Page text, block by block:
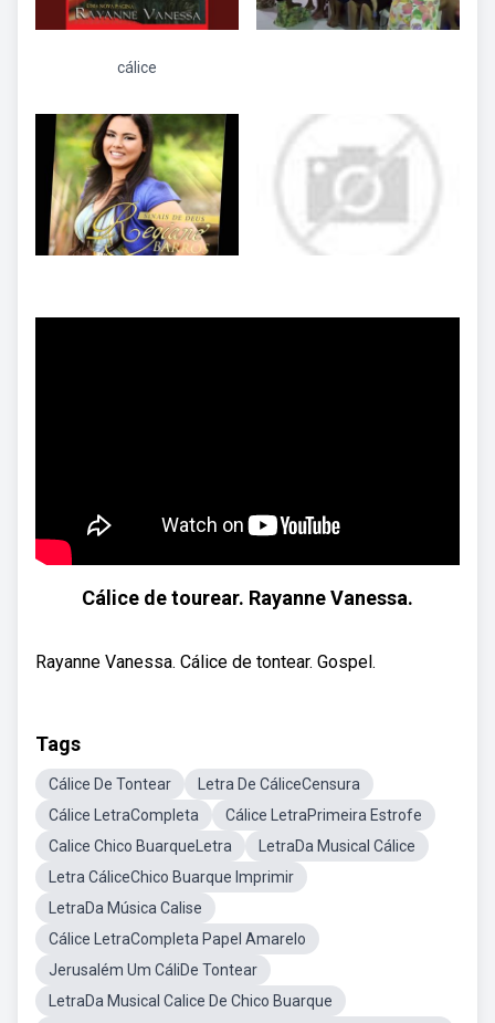
cálice
Cálice de tourear. Rayanne Vanessa.
Rayanne Vanessa. Cálice de tontear. Gospel.
Tags
Cálice De Tontear
Letra De CáliceCensura
Cálice LetraCompleta
Cálice LetraPrimeira Estrofe
Calice Chico BuarqueLetra
LetraDa Musical Cálice
Letra CáliceChico Buarque Imprimir
LetraDa Música Calise
Cálice LetraCompleta Papel Amarelo
Jerusalém Um CáliDe Tontear
LetraDa Musical Calice De Chico Buarque